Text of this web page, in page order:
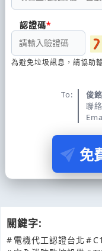
認證碼
為避免垃圾訊息，請協助
To:
俊
聯
免
關鍵字:
# 電機代工認證台北 #